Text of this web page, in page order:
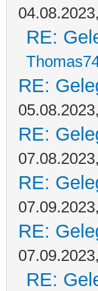
RE:
RE:
RE:
RE:
RE:
RE: